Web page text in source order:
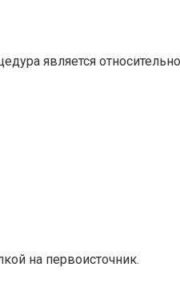
является
на первоисточник.